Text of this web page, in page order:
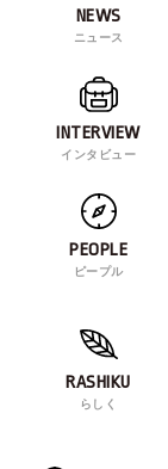
NEWS
ニュース
INTERVIEW
インタビュー
PEOPLE
ピープル
RASHIKU
らしく